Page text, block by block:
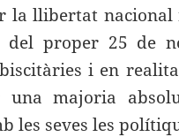
llibertat nacional
del proper 25 de
i en
una majoria
les seves les